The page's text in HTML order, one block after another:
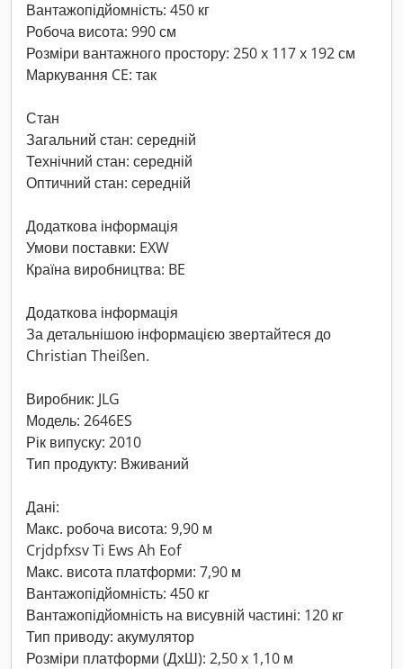
Вантажопідйомність: 450 кг
Робоча висота: 990 см
Розміри вантажного простору: 250 x 117 x 192 см
Маркування CE: так
Стан
Загальний стан: середній
Технічний стан: середній
Оптичний стан: середній
Додаткова інформація
Умови поставки: EXW
Країна виробництва: BE
Додаткова інформація
За детальнішою інформацією звертайтеся до
Christian Theißen.
Виробник: JLG
Модель: 2646ES
Рік випуску: 2010
Тип продукту: Вживаний
Дані:
Макс. робоча висота: 9,90 м
Crjdpfxsv Ti Ews Ah Eof
Макс. висота платформи: 7,90 м
Вантажопідйомність: 450 кг
Вантажопідйомність на висувній частині: 120 кг
Тип приводу: акумулятор
Розміри платформи (ДхШ): 2,50 x 1,10 м